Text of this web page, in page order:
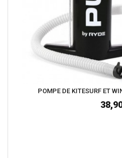
POMPE DE KITESURF ET